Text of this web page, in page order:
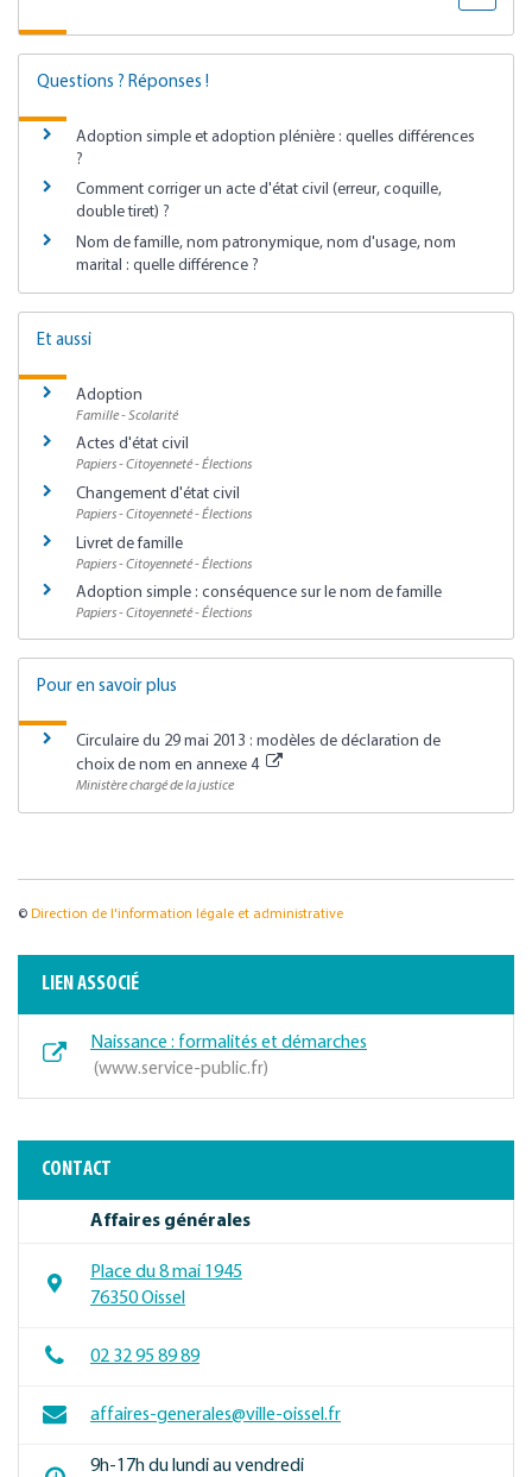
Questions ? Réponses !
Adoption simple et adoption plénière : quelles différences
?
Comment corriger un acte d'état civil (erreur, coquille,
double tiret) ?
Nom de famille, nom patronymique, nom d'usage, nom
marital : quelle différence ?
Et aussi
Adoption
Famille - Scolarité
Actes d'état civil
Papiers - Citoyenneté - Élections
Changement d'état civil
Papiers - Citoyenneté - Élections
Livret de famille
Papiers - Citoyenneté - Élections
Adoption simple : conséquence sur le nom de famille
Papiers - Citoyenneté - Élections
Pour en savoir plus
Circulaire du 29 mai 2013 : modèles de déclaration de
choix de nom en annexe 4
Ministère chargé de la justice
© Direction de l'information légale et administrative
LIEN ASSOCIÉ
Naissance : formalités et démarches
www.service-public.fr
CONTACT
Affaires générales
Place du 8 mai 1945
76350 Oissel
02 32 95 89 89
affaires-generales@ville-oissel.fr
9h-17h du lundi au vendredi